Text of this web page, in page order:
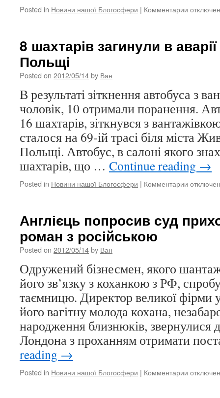
Posted in Новини нашої Блогосфери | Комментарии к
загибелі
8 шахтарів загинули в
Польщі
Posted on 2012/05/14by Ван
В результаті зіткнення автобуса з
чоловік, 10 отримали поранення.
16 шахтарів, зіткнувся з
сталося на 69-ій трасі біля міста
Польщі. Автобус, в салоні якого
шахтарів, що … Continue reading →
Posted in Новини нашої Блогосфери | Комментарии к
загинули
в
Польщі
Англієць попросив суд
роман з російською
Posted on 2012/05/14by Ван
Одружений бізнесмен, якого
його зв’язку з коханкою з РФ,
таємницю. Директор великої фірми у
його вагітну молода кохана,
народження близнюків, звернулися
Лондона з проханням отримати
reading →
Posted in Новини нашої Блогосфери | Комментарии к